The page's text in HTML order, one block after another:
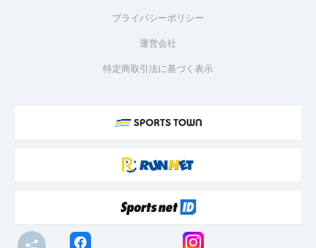
プライバシーポリシー
運営会社
特定商取引法に基づく表示